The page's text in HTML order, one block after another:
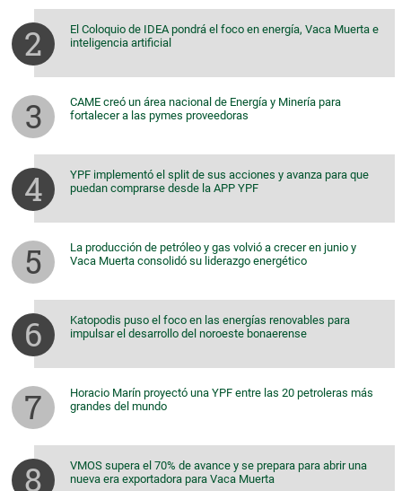
El Coloquio de IDEA pondrá el foco en energía, Vaca Muerta e
inteligencia artificial
CAME creó un área nacional de Energía y Minería para
fortalecer a las pymes proveedoras
YPF implementó el split de sus acciones y avanza para que
puedan comprarse desde la APP YPF
La producción de petróleo y gas volvió a crecer en junio y
Vaca Muerta consolidó su liderazgo energético
Katopodis puso el foco en las energías renovables para
impulsar el desarrollo del noroeste bonaerense
Horacio Marín proyectó una YPF entre las 20 petroleras más
grandes del mundo
VMOS supera el 70% de avance y se prepara para abrir una
nueva era exportadora para Vaca Muerta